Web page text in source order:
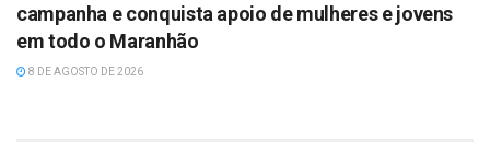
campanha e conquista apoio de mulheres e jovens
em todo o Maranhão
8 DE AGOSTO DE 2026